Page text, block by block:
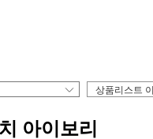
상품리스트
아이보리